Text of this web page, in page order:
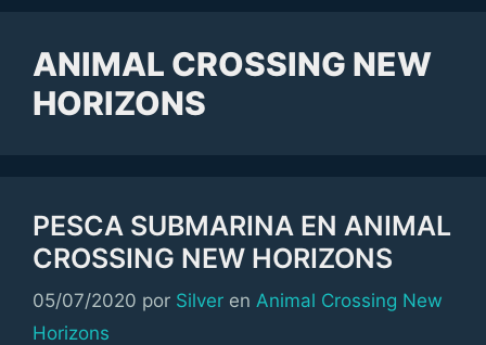
ANIMAL CROSSING NEW
HORIZONS
PESCA SUBMARINA EN ANIMAL
CROSSING NEW HORIZONS
05/07/2020 por Silver en Categorías
Animal Crossing New
Horizons